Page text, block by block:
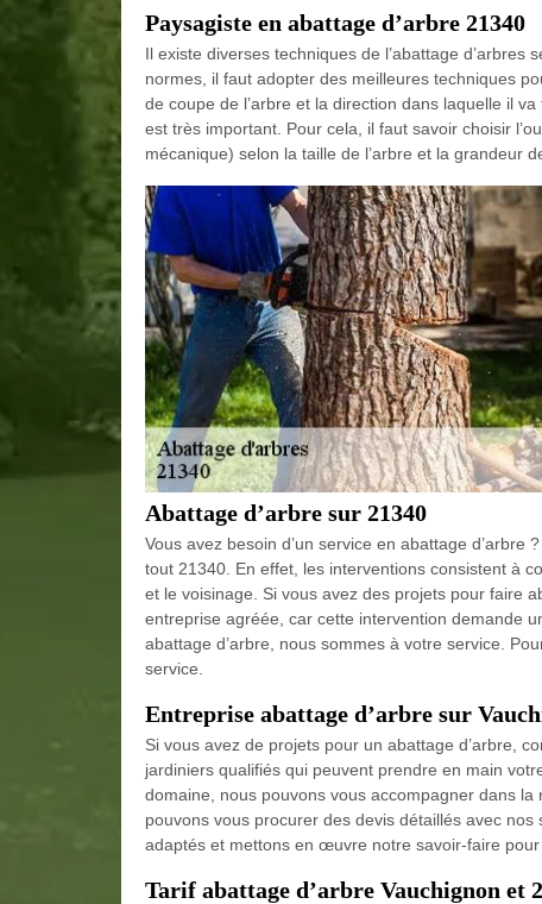
Paysagiste en abattage d’arbre 21340
Il existe diverses techniques de l’abattage d’arbres
normes, il faut adopter des meilleures techniques
de coupe de l’arbre et la direction dans laquelle il
est très important. Pour cela, il faut savoir choisir
mécanique) selon la taille de l’arbre et la grandeur
Abattage d’arbre sur 21340
Vous avez besoin d’un service en abattage
tout 21340. En effet, les interventions consistent à
et le voisinage. Si vous avez des projets pour faire
entreprise agréée, car cette intervention demande
abattage d’arbre, nous sommes à votre service.
service.
Entreprise abattage d’arbre sur
Si vous avez de projets pour un abattage d’arbre,
jardiniers qualifiés qui peuvent prendre en main
domaine, nous pouvons vous accompagner dans
pouvons vous procurer des devis détaillés avec
adaptés et mettons en œuvre notre savoir-faire
Tarif abattage d’arbre Vauchignon et